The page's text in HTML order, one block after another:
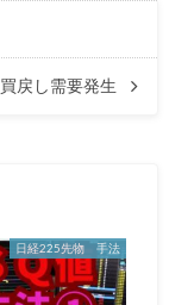
戻し需要発生
日経225先物 手法